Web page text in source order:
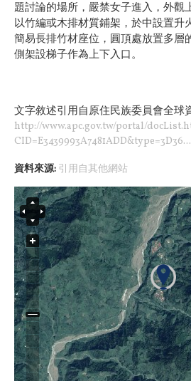
題討論的場所，嚴禁女子進入，外觀
以竹編或木排材質鋪架，於中設置升
簡易長排竹材座位，圓頂處放置多層
側架設梯子作為上下入口。
文字敘述引用 自 原住民族委員會全球
http://www.apc.gov.tw/portal/
CID=E3439993A7481ADD&type=3D36...
資料來源: 引用自其他網站